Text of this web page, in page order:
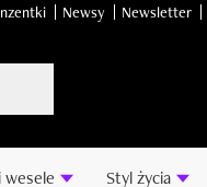
Newsy Newsletter
wesele Styl życia